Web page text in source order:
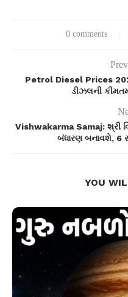
0 comments
Petrol Diesel Prices
ડીઝલની
Vishwakarma Samaj: શ્રી
બંધારણ બનાવશે, 6
YOU